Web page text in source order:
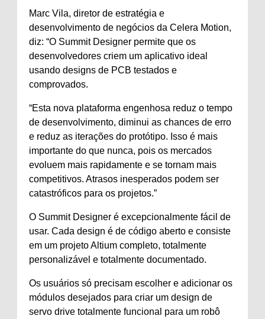
Marc Vila, diretor de estratégia e
desenvolvimento de negócios da Celera Motion,
diz: “O Summit Designer permite que os
desenvolvedores criem um aplicativo ideal
usando designs de PCB testados e
comprovados.
“Esta nova plataforma engenhosa reduz o tempo
de desenvolvimento, diminui as chances de erro
e reduz as iterações do protótipo. Isso é mais
importante do que nunca, pois os mercados
evoluem mais rapidamente e se tornam mais
competitivos. Atrasos inesperados podem ser
catastróficos para os projetos.”
O Summit Designer é excepcionalmente fácil de
usar. Cada design é de código aberto e consiste
em um projeto Altium completo, totalmente
personalizável e totalmente documentado.
Os usuários só precisam escolher e adicionar os
módulos desejados para criar um design de
servo drive totalmente funcional para um robô